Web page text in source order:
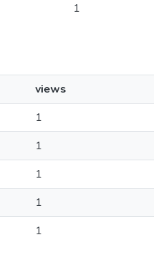
1
views
1
1
1
1
1